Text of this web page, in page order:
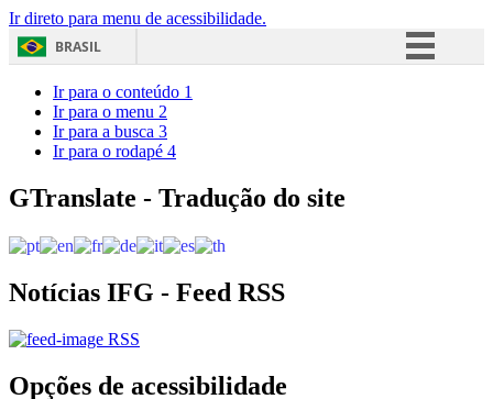
Ir direto para menu de acessibilidade.
BRASIL
Acesso à informação
Ir para o conteúdo 1
Ir para o menu 2
Ir para a busca 3
Ir para o rodapé 4
GTranslate - Tradução do site
Notícias IFG - Feed RSS
RSS
Opções de acessibilidade